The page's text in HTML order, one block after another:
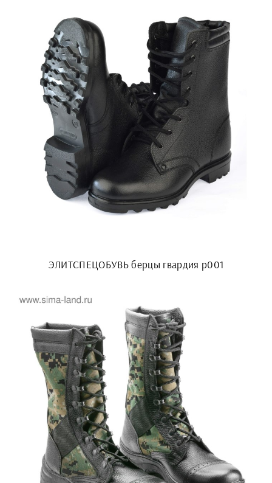
ЭЛИТСПЕЦОБУВЬ берцы гвардия р001